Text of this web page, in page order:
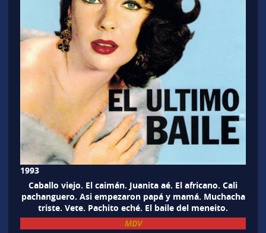
1993
Caballo viejo. El caimán. Juanita aé. El africano. Cali
pachanguero. Asi empezaron papá y mamá. Muchacha
triste. Vete. Pachito eché. El baile del meneito.
MDV